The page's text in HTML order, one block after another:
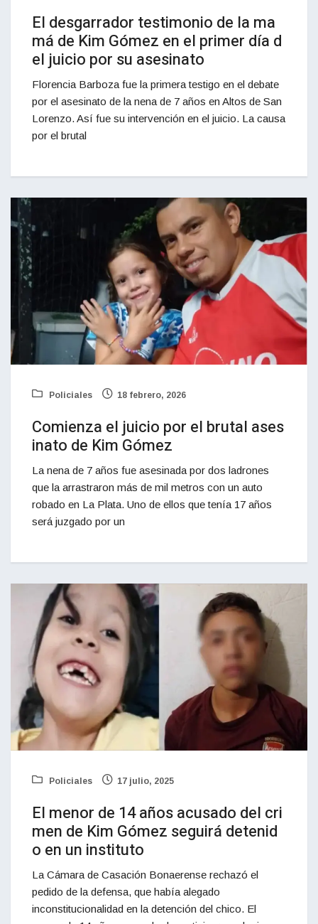
El desgarrador testimonio de la ma
má de Kim Gómez en el primer día d
el juicio por su asesinato
Florencia Barboza fue la primera testigo en el debate
por el asesinato de la nena de 7 años en Altos de San
Lorenzo. Así fue su intervención en el juicio. La causa
por el brutal
Policiales 18 febrero, 2026
Comienza el juicio por el brutal ases
inato de Kim Gómez
La nena de 7 años fue asesinada por dos ladrones
que la arrastraron más de mil metros con un auto
robado en La Plata. Uno de ellos que tenía 17 años
será juzgado por un
Policiales 17 julio, 2025
El menor de 14 años acusado del cri
men de Kim Gómez seguirá detenid
o en un instituto
La Cámara de Casación Bonaerense rechazó el
pedido de la defensa, que había alegado
inconstitucionalidad en la detención del chico. El